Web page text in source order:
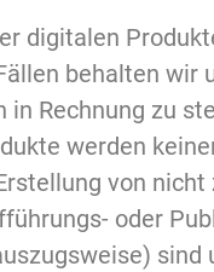
digitalen
behalten
Rechnung zu
werden
von
oder